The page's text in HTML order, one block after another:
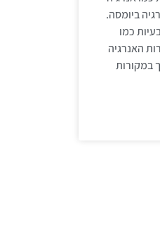
ביומסה.
כמו
האנרגיה
במקורות